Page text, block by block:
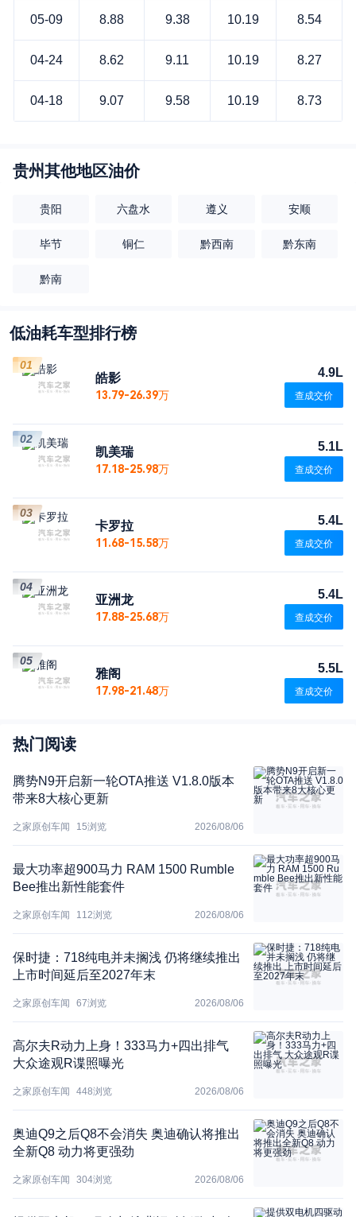
05-09 8.88 9.38 10.19 8.54
04-24 8.62 9.11 10.19 8.27
04-18 9.07 9.58 10.19 8.73
贵州其他地区油价
贵阳 六盘水 遵义 安顺
毕节 铜仁 黔西南 黔东南
黔南
低油耗车型排行榜
皓影
13.79-26.39万
4.9L
查成交价
01
凯美瑞
17.18-25.98万
5.1L
查成交价
02
卡罗拉
11.68-15.58万
5.4L
查成交价
03
亚洲龙
17.88-25.68万
5.4L
查成交价
04
雅阁
17.98-21.48万
5.5L
查成交价
05
热门阅读
腾势N9开启新一轮OTA推送 V1.8.0版本
带来8大核心更新
之家原创车闻 15浏览 2026/08/06
最大功率超900马力 RAM 1500 Rumble
Bee推出新性能套件
之家原创车闻 112浏览 2026/08/06
保时捷：718纯电并未搁浅 仍将继续推出
上市时间延后至2027年末
之家原创车闻 67浏览 2026/08/06
高尔夫R动力上身！333马力+四出排气
大众途观R谍照曝光
之家原创车闻 448浏览 2026/08/06
奥迪Q9之后Q8不会消失 奥迪确认将推出
全新Q8 动力将更强劲
之家原创车闻 304浏览 2026/08/06